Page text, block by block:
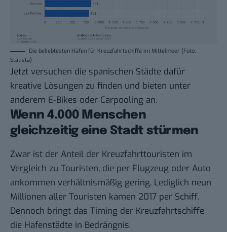
Die beliebtesten Häfen für Kreuzfahrtschiffe im Mittelmeer (Foto:
Statista)
Jetzt versuchen die spanischen Städte dafür
kreative Lösungen zu finden und bieten unter
anderem E-Bikes oder Carpooling an.
Wenn 4.000 Menschen
gleichzeitig eine Stadt stürmen
Zwar ist der Anteil der Kreuzfahrttouristen im
Vergleich zu Touristen, die per Flugzeug oder Auto
ankommen verhältnismäßig gering. Lediglich neun
Millionen aller Touristen kamen 2017 per Schiff.
Dennoch bringt das Timing der Kreuzfahrtschiffe
die Hafenstädte in Bedrängnis.